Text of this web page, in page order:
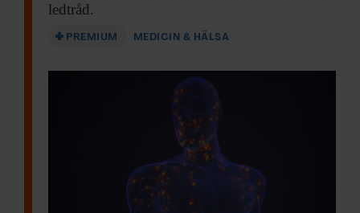
ledtråd.
PREMIUM MEDICIN & HÄLSA